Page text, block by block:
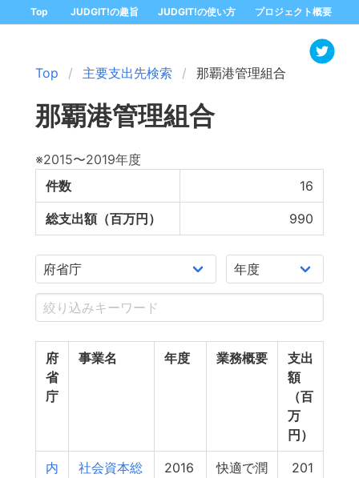
Top JUDGIT!の趣旨 JUDGIT!の使い方 プロジェクト概要
Top 主要支出先検索 那覇港管理組合
那覇港管理組合
※2015〜2019年度
件数
16
総支出額（百万円） 990
府
省
庁
事業名 年度 業務概要
支出
額
（百
万
円）
内
社会資本総
2016
快適で潤
201